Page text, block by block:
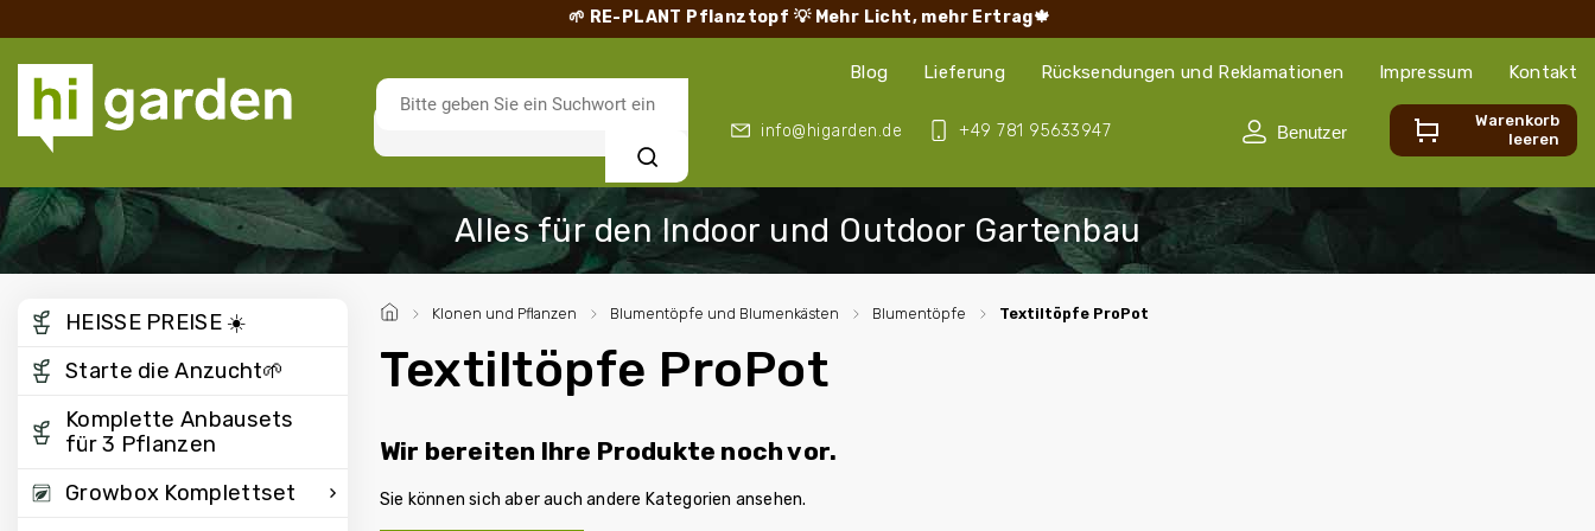
🌱 RE-PLANT Pflanztopf 💡 Mehr Licht, mehr Ertrag🍁
+49 781 95633947
info@higarden.de
Blog Lieferung Rücksendungen und Reklamationen Impressum Kontakt
Suchen
Warenkorb
leeren
/ Klonen und Pflanzen / Blumentöpfe und Blumenkästen / Blumentöpfe / Textiltöpfe ProPot
HEISSE PREISE ☀️
Starte die Anzucht🌱
Komplette Anbausets
für 3 Pflanzen
Growbox Komplettset
Textiltöpfe ProPot
Wir bereiten Ihre Produkte noch vor.
Sie können sich aber auch andere Kategorien ansehen.